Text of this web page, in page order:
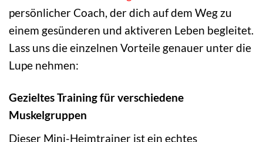
persönlicher Coach, der dich auf dem Weg zu
einem gesünderen und aktiveren Leben begleitet.
Lass uns die einzelnen Vorteile genauer unter die
Lupe nehmen:
Gezieltes Training für verschiedene
Muskelgruppen
Dieser Mini-Heimtrainer ist ein echtes